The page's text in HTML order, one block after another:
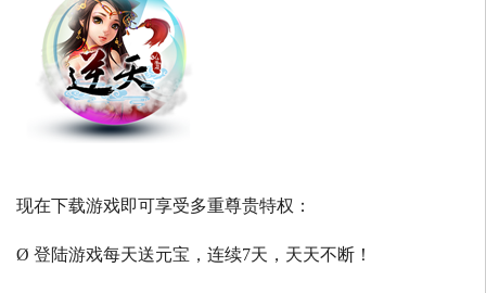
现在下载游戏即可享受多重尊贵特权：
Ø 登陆游戏每天送元宝，连续7天，天天不断！